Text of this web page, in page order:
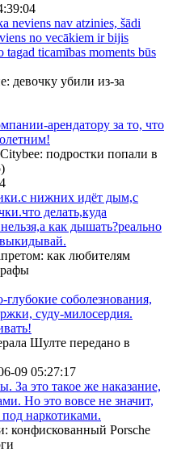
neviens nav atzinies, šādi
no vecākiem ir bijis
ticamības moments būs
девочку убили из-за
арендатору за то, что
подростки попали в
нижних идёт дым,с
делать,куда
как дышать?реально
выкидывай.
как любителям
соболезнования,
суду-милосердия.
Шулте передано в
09 05:27:17
За это такое же наказание,
Но это вовсе не значит,
наркотиками.
конфискованный Porsche